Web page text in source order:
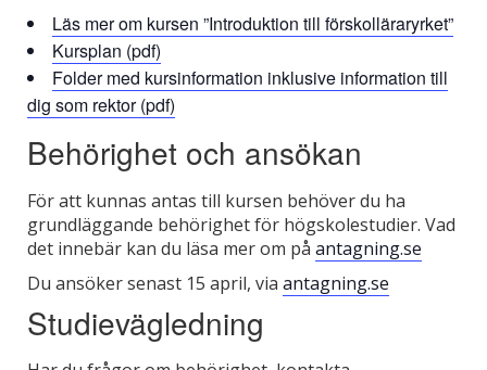
Läs mer om kursen ”Introduktion till förskolläraryrket”
Kursplan (pdf)
Folder med kursinformation inklusive information till
dig som rektor (pdf)
Behörighet och ansökan
För att kunnas antas till kursen behöver du ha
grundläggande behörighet för högskolestudier. Vad
det innebär kan du läsa mer om på antagning.se
Du ansöker senast 15 april, via antagning.se
Studievägledning